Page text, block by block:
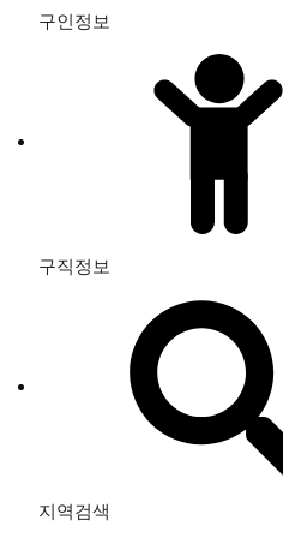
구인정보
구직정보
지역검색